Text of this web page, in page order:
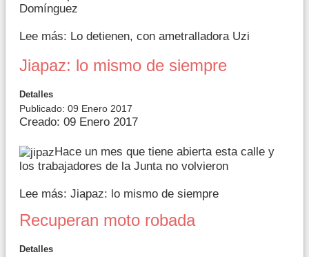
Domínguez
Lee más: Lo detienen, con ametralladora Uzi
Jiapaz: lo mismo de siempre
Detalles
Publicado: 09 Enero 2017
Creado: 09 Enero 2017
Hace un mes que tiene abierta esta calle y
los trabajadores de la Junta no volvieron
Lee más: Jiapaz: lo mismo de siempre
Recuperan moto robada
Detalles